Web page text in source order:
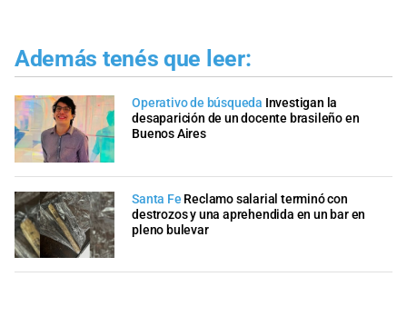
Además tenés que leer:
Operativo de búsqueda Investigan la
desaparición de un docente brasileño en
Buenos Aires
Santa Fe Reclamo salarial terminó con
destrozos y una aprehendida en un bar en
pleno bulevar